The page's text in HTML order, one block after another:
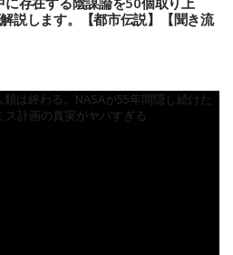
説します。【都市伝説】【聞き流